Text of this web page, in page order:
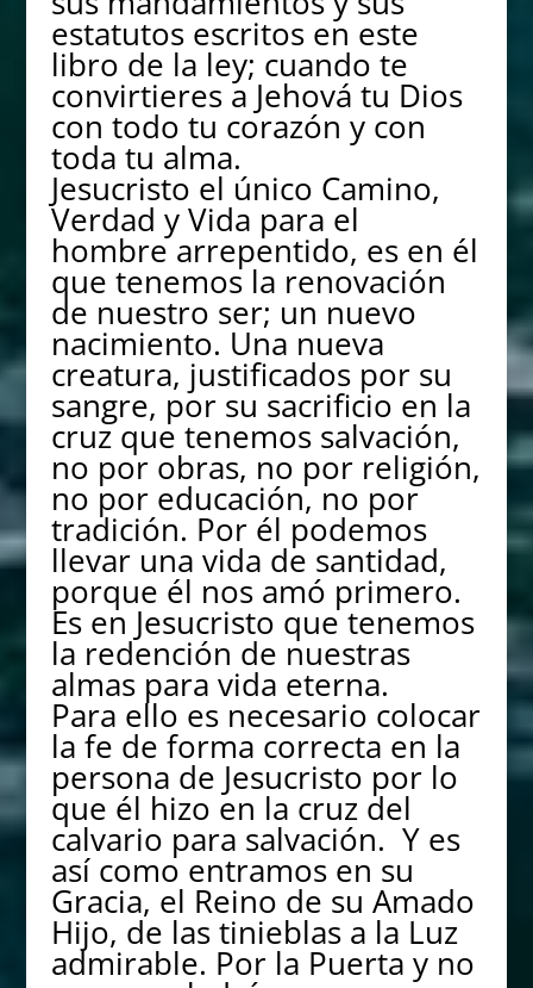
estatutos escritos en este
libro de la ley; cuando te
convirtieres a Jehová tu Dios
con todo tu corazón y con
toda tu alma.
Jesucristo el único Camino,
Verdad y Vida para el
hombre arrepentido, es en él
que tenemos la renovación
de nuestro ser; un nuevo
nacimiento. Una nueva
creatura, justificados por su
sangre, por su sacrificio en la
cruz que tenemos salvación,
no por obras, no por religión,
no por educación, no por
tradición. Por él podemos
llevar una vida de santidad,
porque él nos amó primero.
Es en Jesucristo que tenemos
la redención de nuestras
almas para vida eterna.
Para ello es necesario colocar
la fe de forma correcta en la
persona de Jesucristo por lo
que él hizo en la cruz del
calvario para salvación. Y es
así como entramos en su
Gracia, el Reino de su Amado
Hijo, de las tinieblas a la Luz
admirable. Por la Puerta y no